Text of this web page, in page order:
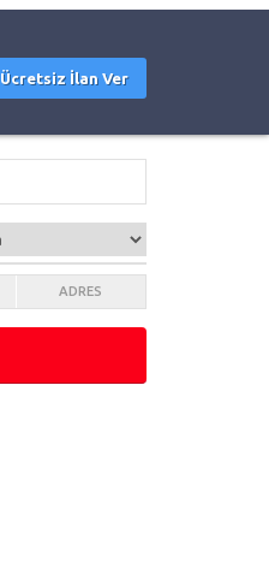
Ücretsiz İlan Ver
ADRES